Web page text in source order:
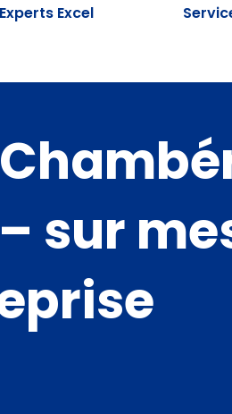
Experts Excel
sur